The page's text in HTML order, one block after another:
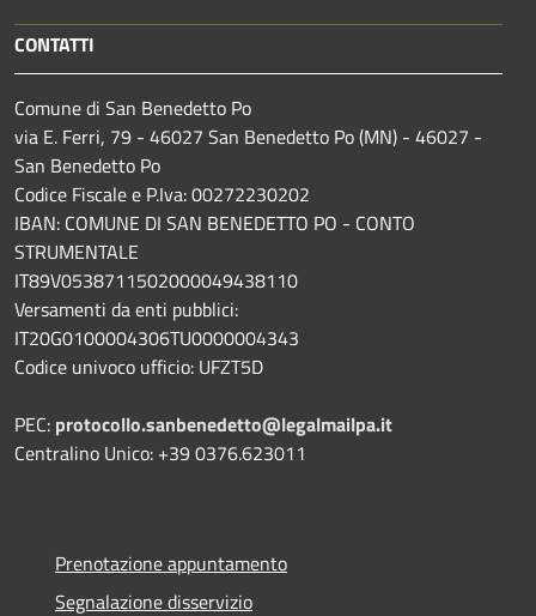
CONTATTI
Comune di San Benedetto Po
via E. Ferri, 79 - 46027 San Benedetto Po (MN) - 46027 -
San Benedetto Po
Codice Fiscale e P.Iva: 00272230202
IBAN: COMUNE DI SAN BENEDETTO PO - CONTO
STRUMENTALE
IT89V0538711502000049438110
Versamenti da enti pubblici:
IT20G0100004306TU0000004343
Codice univoco ufficio: UFZT5D
PEC: protocollo.sanbenedetto@legalmailpa.it
Centralino Unico: +39 0376.623011
Prenotazione appuntamento
Segnalazione disservizio